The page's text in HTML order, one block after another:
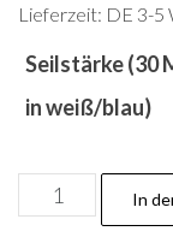
Lieferzeit: DE 3-5
Seilstärke (30
in weiß/blau)
Festmacher,
Flechtleine
In